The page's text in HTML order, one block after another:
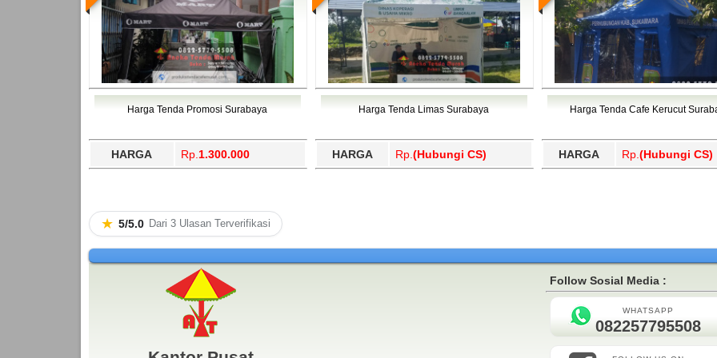
Harga Tenda Promosi Surabaya
HARGA Rp. 1.300.000
Harga Tenda Limas Surabaya
HARGA Rp. (Hubungi CS)
Harga Tenda Cafe Kerucut
HARGA Rp. (Hubungi CS)
★ 5/5.0 Dari 3 Ulasan Terverifikasi
Follow Sosial Media :
WHATSAPP
082257795508